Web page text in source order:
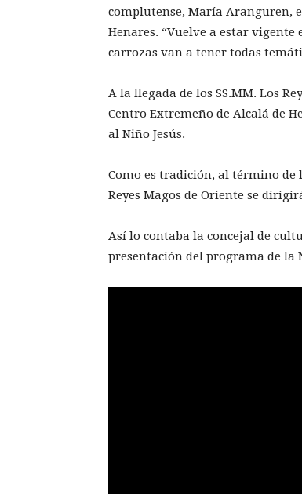
complutense, María Aranguren,
Henares. “Vuelve a estar
carrozas van a tener todas
A la llegada de los SS.MM. Los
Centro Extremeño de Alcalá de
al Niño Jesús.
Como es tradición, al término de
Reyes Magos de Oriente se
Así lo contaba la concejal de
presentación del programa de la